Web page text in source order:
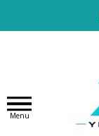
Menu